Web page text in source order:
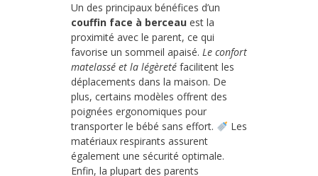
Un des principaux bénéfices d’un
couffin face à berceau est la
proximité avec le parent, ce qui
favorise un sommeil apaisé. Le confort
matelassé et la légèreté facilitent les
déplacements dans la maison. De
plus, certains modèles offrent des
poignées ergonomiques pour
transporter le bébé sans effort.
Les
matériaux respirants assurent
également une sécurité optimale.
Enfin, la plupart des parents